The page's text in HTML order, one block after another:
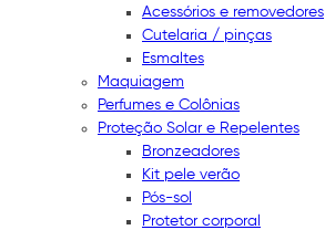
Acessórios e removedores
Cutelaria / pinças
Esmaltes
Maquiagem
Perfumes e Colônias
Proteção Solar e Repelentes
Bronzeadores
Kit pele verão
Pós-sol
Protetor corporal